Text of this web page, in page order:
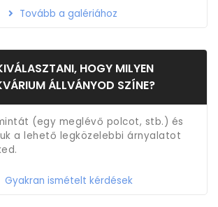
Tovább a galériához
HOGY MILYEN
ÁLLVÁNYOD SZÍNE?
(egy meglévő polcot, stb.) és
a lehető legközelebbi árnyalatot
Gyakran ismételt kérdések